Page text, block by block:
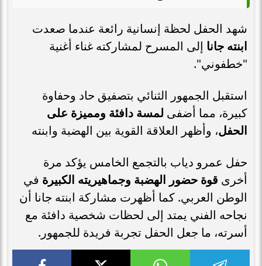
شهد الحفل لحظة إنسانية رائعة عندما صعدت
ابنته جانا إلى المسرح لمشاركته غناء أغنية
"خطفوني".
استقبل الجمهور الثنائي بتصفيق حاد وحفاوة
كبيرة، مما أضفى لمسة دافئة ومميزة على
الحفل، وأظهر العلاقة القوية بين الهضبة وابنته
حفل عمرو دياب بالتجمع الخامس يؤكد مرة
أخرى قوة حضور الهضبة وجماهيريته الكبيرة في
الوطن العربي. كما أظهرت مشاركة ابنته جانا أن
نجاحه الفني يمتد إلى لحظات شخصية دافئة مع
أسرته، ما جعل الحفل تجربة فريدة للجمهور.